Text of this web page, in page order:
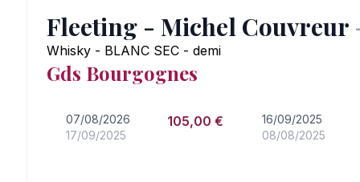
Fleeting - Michel Couvreur
Whisky - BLANC SEC - demi
Gds Bourgognes
07/08/2026
17/09/2025
105,00 €
16/09/2025
08/08/2025